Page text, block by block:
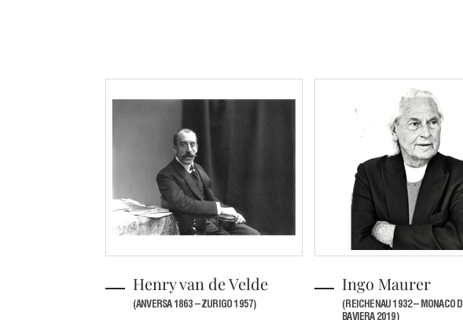
Henry van de Velde
(ANVERSA 1863 – ZURIGO 1957)
Ingo Maurer
(REICHENAU 1932 – MONACO DI
BAVIERA 2019)